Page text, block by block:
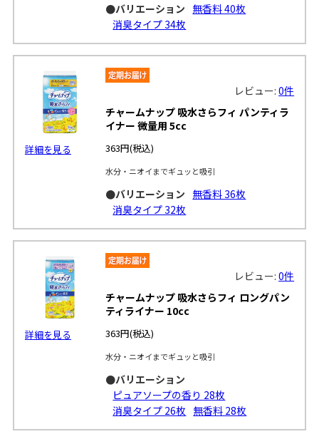
●バリエーション 無香料 40枚
消臭タイプ 34枚
詳細を見る
レビュー:0件
チャームナップ 吸水さらフィ パンティラ
イナー 微量用 5cc
363円(税込)
水分・ニオイまでギュッと吸引
●バリエーション 無香料 36枚
消臭タイプ 32枚
詳細を見る
レビュー:0件
チャームナップ 吸水さらフィ ロングパン
ティライナー 10cc
363円(税込)
水分・ニオイまでギュッと吸引
●バリエーション
ピュアソープの香り 28枚
消臭タイプ 26枚 無香料 28枚